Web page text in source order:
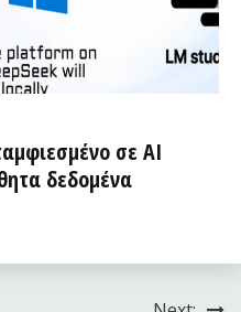
σε AI
δεδομένα